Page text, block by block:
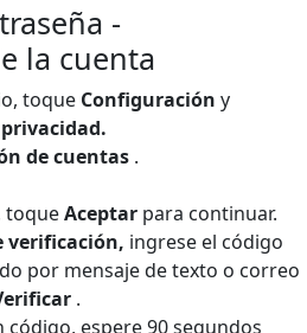
-
la cuenta
toque Configuración y
de cuentas .
toqueAceptar para continuar.
verificación, ingrese el código
por mensaje de texto o correo
.
código, espere 90 segundos